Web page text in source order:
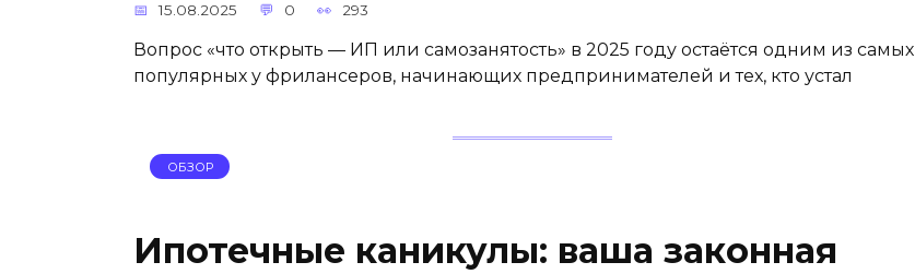
15.08.2025 0 293
Вопрос «что открыть — ИП или самозанятость» в 2025 году остаётся одним из самых
популярных у фрилансеров, начинающих предпринимателей и тех, кто устал
ОБЗОР
Ипотечные каникулы: ваша законная